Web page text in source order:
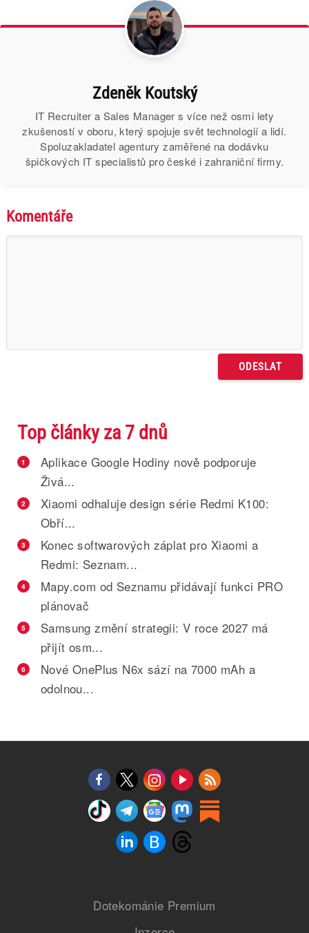
Zdeněk Koutský
IT Recruiter a Sales Manager s více než osmi lety
zkušeností v oboru, který spojuje svět technologií a lidí.
Spoluzakladatel agentury zaměřené na dodávku
špičkových IT specialistů pro české i zahraniční firmy.
Komentáře
Top články za 7 dnů
1
Aplikace Google Hodiny nově podporuje
Živá...
2
Xiaomi odhaluje design série Redmi K100:
Obří...
3
Konec softwarových záplat pro Xiaomi a
Redmi: Seznam...
4
Mapy.com od Seznamu přidávají funkci PRO
plánovač
5
Samsung změní strategii: V roce 2027 má
přijít osm...
6
Nové OnePlus N6x sází na 7000 mAh a
odolnou...
Dotekománie Premium